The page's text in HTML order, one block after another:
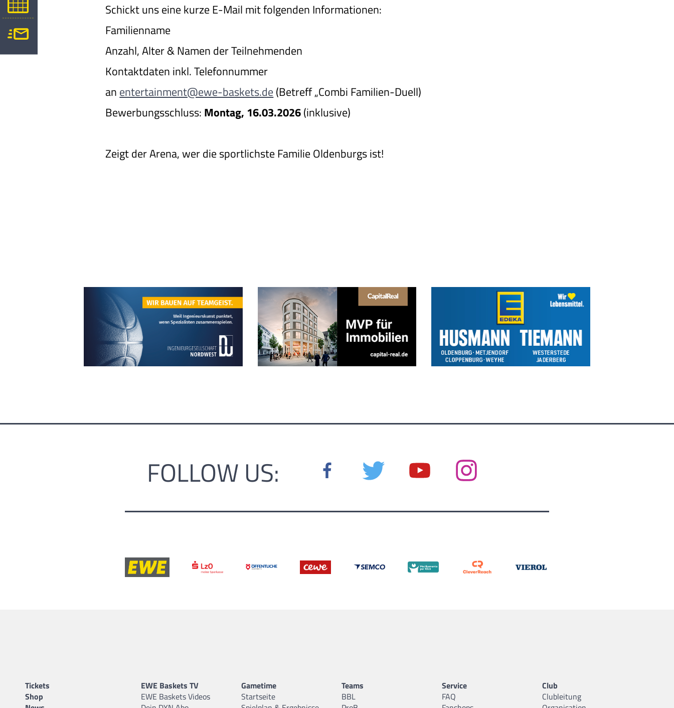
Schickt uns eine kurze E-Mail mit folgenden Informationen:
Familienname
Anzahl, Alter & Namen der Teilnehmenden
Kontaktdaten inkl. Telefonnummer
an entertainment@ewe-baskets.de (Betreff „Combi Familien-Duell)
Bewerbungsschluss: Montag, 16.03.2026(inklusive)
Zeigt der Arena, wer die sportlichste Familie Oldenburgs ist!
FOLLOW US:
Tickets
Shop
EWE Baskets TV
EWE Baskets Videos
Gametime
Startseite
Teams
BBL
Service
FAQ
Club
Clubleitung